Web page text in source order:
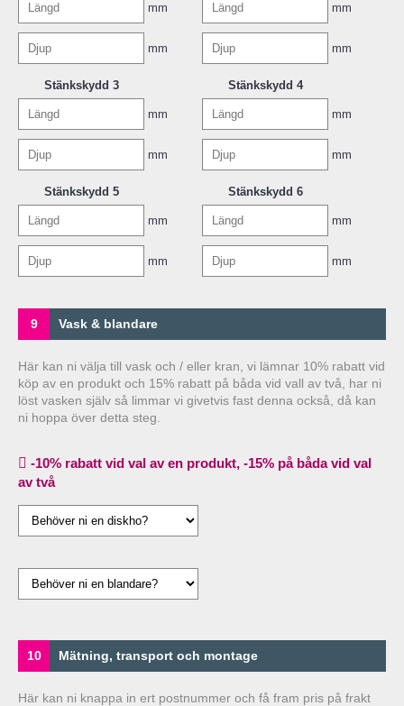
mm
mm
mm
mm
Stänkskydd 3
mm
mm
Stänkskydd 4
mm
mm
Stänkskydd 5
mm
mm
Stänkskydd 6
mm
mm
9 Vask & blandare
Här kan ni välja till vask och / eller kran, vi lämnar 10% rabatt vid
köp av en produkt och 15% rabatt på båda vid vall av två, har ni
löst vasken själv så limmar vi givetvis fast denna också, då kan
ni hoppa över detta steg.
-10% rabatt vid val av en produkt, -15% på båda vid val
av två
10 Mätning, transport och montage
Här kan ni knappa in ert postnummer och få fram pris på frakt